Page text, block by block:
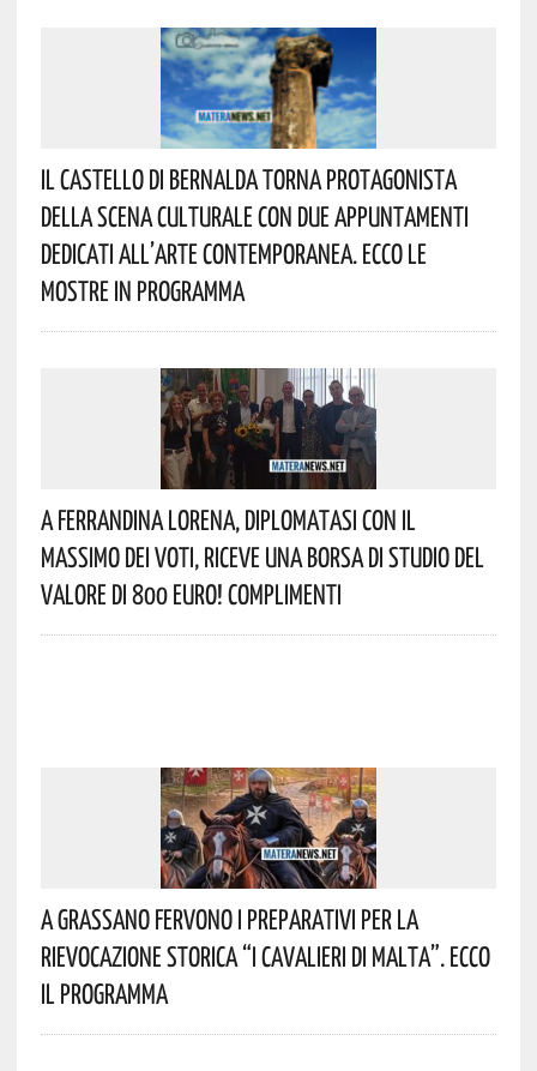
Il Castello Di Bernalda Torna Protagonista
Della Scena Culturale Con Due Appuntamenti
Dedicati All’arte Contemporanea. Ecco Le
Mostre In Programma
A Ferrandina Lorena, Diplomatasi Con Il
Massimo Dei Voti, Riceve Una Borsa Di Studio Del
Valore Di 800 Euro! Complimenti
A Grassano Fervono I Preparativi Per La
Rievocazione Storica “I CAVALIERI DI MALTA”. Ecco
Il Programma